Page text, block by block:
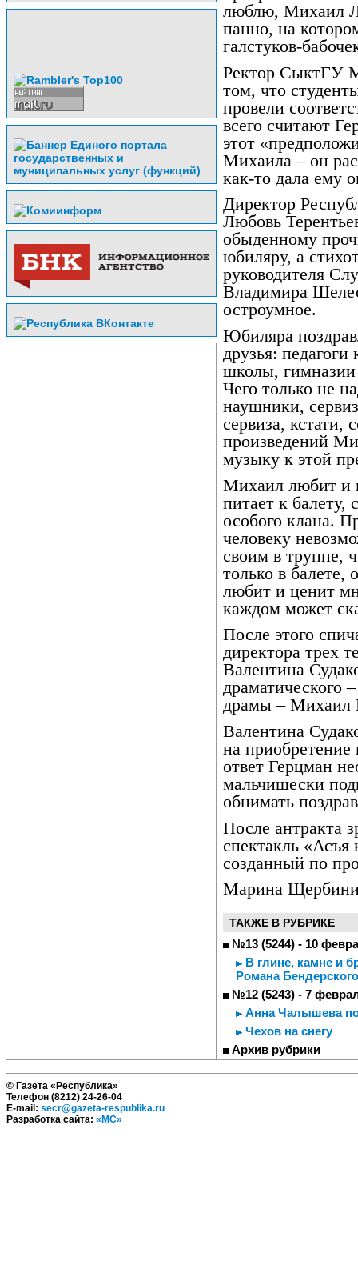
люблю, Михаил
панно, на
галстуков-
Ректор СыктГУ
том, что
провели
всего считают
этот
Михаила – он
как-то дала ему
Директор
Любовь
обыденному
юбиляру, а
руководителя
Владимира
остроумное.
Юбиляра
друзья:
школы,
Чего только не
наушники,
сервиза, кстати,
произведений
музыку к этой
Михаил любит и
питает к балету,
особого клана.
человеку
своим в труппе,
только в балете,
любит и ценит
каждом может
После этого
директора трех
Валентина
драматического
драмы – Михаил
Валентина
на
ответ Герцман
мальчишески
обнимать
После антракта
спектакль «Асъя
созданный по
Марина
ТАКЖЕ В РУБРИКЕ
№13 (5244) - 10
В глине, камне и
Романа Бендерского
№12 (5243) - 7
Анна Чалышева
Чехов на снегу
Архив рубрики
© Газета «Республика»
Телефон (8212) 24-26-04
E-mail: secr@gazeta-respublika.ru
Разработка сайта: «МС»